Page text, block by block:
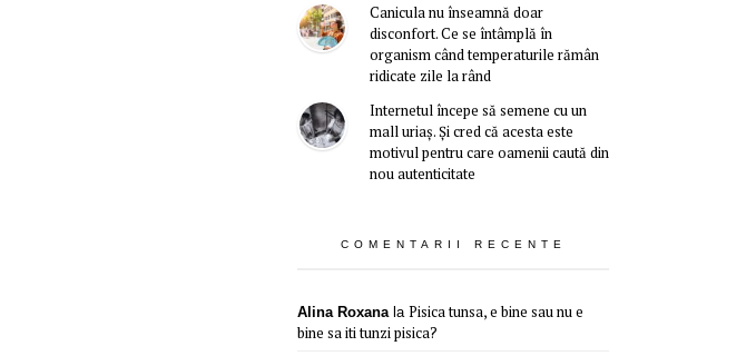
Canicula nu înseamnă doar
disconfort. Ce se întâmplă în
organism când temperaturile rămân
ridicate zile la rând
Internetul începe să semene cu un
mall uriaș. Și cred că acesta este
motivul pentru care oamenii caută din
nou autenticitate
COMENTARII RECENTE
Alina Roxanala Pisica tunsa, e bine sau nu e
bine sa iti tunzi pisica?